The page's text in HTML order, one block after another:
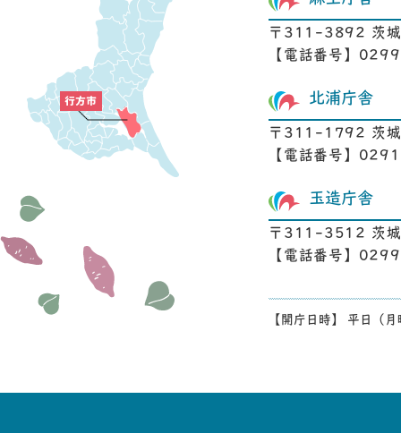
〒311-3892 茨
【電話番号】
北浦庁舎
〒311-1792 茨
【電話番号】
玉造庁舎
〒311-3512 茨城
【電話番号】
【開庁日時】 平日（